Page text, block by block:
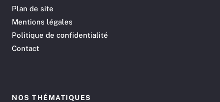
Plan de site
Mentions légales
Politique de confidentialité
Contact
NOS THÉMATIQUES